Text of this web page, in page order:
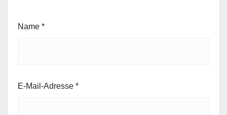
Name *
E-Mail-Adresse *